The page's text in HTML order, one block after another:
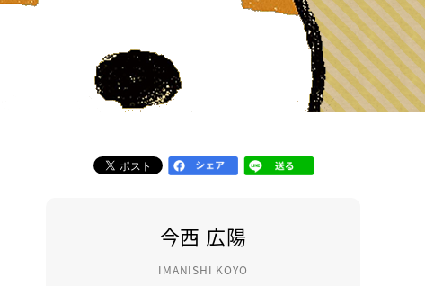
今西 広陽
IMANISHI KOYO